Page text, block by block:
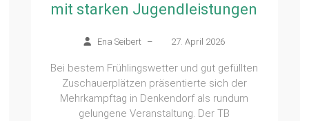
mit starken Jugendleistungen
Ena Seibert – 27. April 2026
Bei bestem Frühlingswetter und gut gefüllten
Zuschauerplätzen präsentierte sich der
Mehrkampftag in Denkendorf als rundum
gelungene Veranstaltung. Der TB